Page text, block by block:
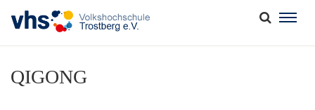
QIGONG